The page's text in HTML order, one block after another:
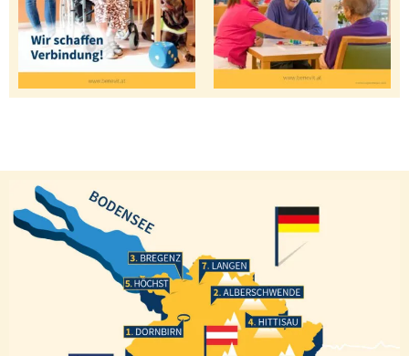
Dornbirn
Bregenz
Langen
Alberschwende
Höchst